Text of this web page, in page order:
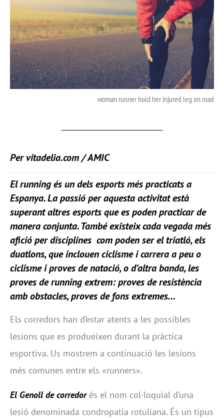
woman runner hold her injured leg on road
Pervitadelia.com/ AMIC
El running és un dels esports més practicats a
Espanya. La passió per aquesta activitat està
superant altres esports que es poden practicar de
manera conjunta. També existeix cada vegada més
afició per disciplines com poden ser el triatló, els
duatlons, que inclouen ciclisme i carrera a peu o
ciclisme i proves de natació, o d’altra banda, les
proves de running extrem: proves de resistència
amb obstacles, proves de fons extremes…
Els corredors han d’estar atents a les possibles
lesions que es produeixen durant la pràctica
esportiva. Us mostrem a continuació les lesions
més comunes entre els «runners».
El Genoll de corredorés el nom col·loquial d’una
lesió denominada condropatia rotuliana. És un tipus